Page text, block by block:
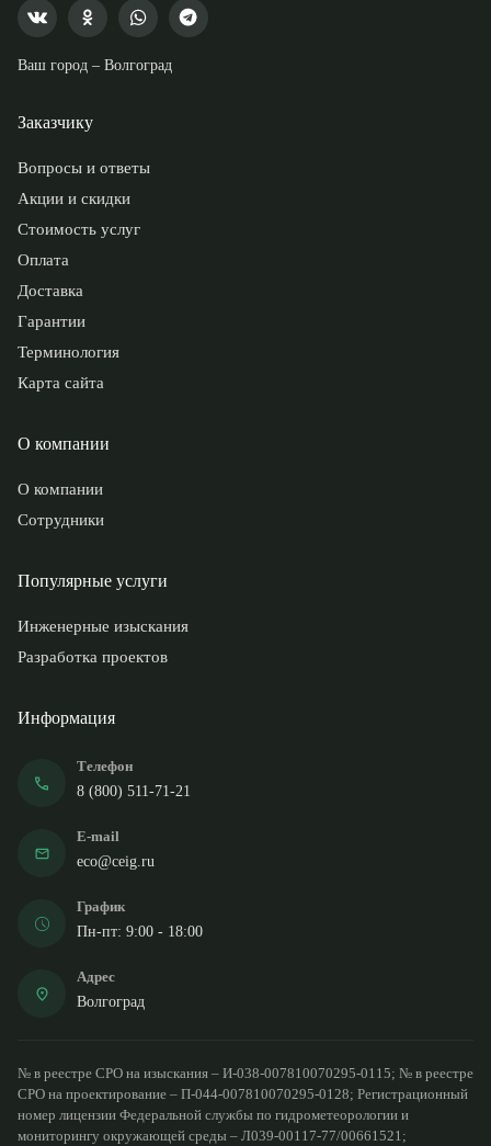
Ваш город – Волгоград
Заказчику
Вопросы и ответы
Акции и скидки
Стоимость услуг
Оплата
Доставка
Гарантии
Терминология
Карта сайта
О компании
О компании
Сотрудники
Популярные услуги
Инженерные изыскания
Разработка проектов
Информация
Телефон
8 (800) 511-71-21
E-mail
eco@ceig.ru
График
Пн-пт: 9:00 - 18:00
Адрес
Волгоград
№ в реестре СРО на изыскания – И-038-007810070295-0115; № в реестре
СРО на проектирование – П-044-007810070295-0128; Регистрационный
номер лицензии Федеральной службы по гидрометеорологии и
мониторингу окружающей среды – Л039-00117-77/00661521;